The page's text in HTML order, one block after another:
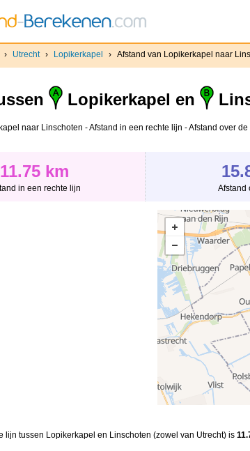
› Utrecht › Lopikerkapel › Afstand van Lopikerkapel naar
Lopikerkapel en
naar Linschoten - Afstand in een rechte lijn - Afstand over
11.75 km
in een rechte lijn Afstand
lijn tussen Lopikerkapel en Linschoten (zowel van Utrecht) is